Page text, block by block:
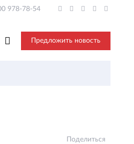
978-78-54
Предложить новость
Поделиться